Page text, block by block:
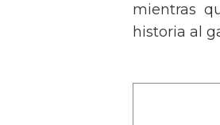
mientras
historia al